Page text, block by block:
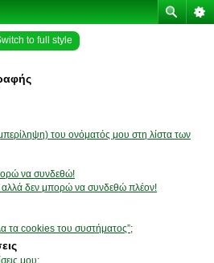
to full style
του ονόματός μου στη λίστα των
να συνδεθώ!
δεν μπορώ να συνδεθώ πλέον!
τα cookies του συστήματος”;
μου;